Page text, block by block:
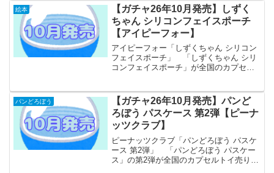
絵本
【ガチャ26年10月発売】しずく
ちゃん シリコンフェイスポーチ
【アイピーフォー】
アイピーフォー「しずくちゃん シリコン
フェイスポーチ」 「しずくちゃん シリ
コンフェイスポーチ」が全国のカプセル
リコンフェイスポーチ メーカーアイ
ピーフォー 発売時...
パンどろぼう
【ガチャ26年10月発売】パンど
ろぼう パスケース 第2弾【ピーナ
ッツクラブ】
ピーナッツクラブ「パンどろぼう パスケ
ース 第2弾」 「パンどろぼう パスケー
ス」の第2弾が全国のカプセルトイ売り場